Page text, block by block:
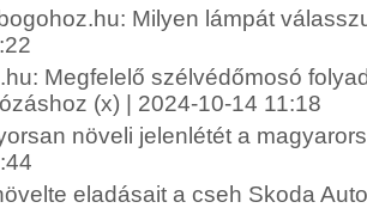
Milyen lámpát
Megfelelő szélvédőmosó
(x) | 2024-10-14 11:18
növeli jelenlétét a
eladásait a cseh Skoda